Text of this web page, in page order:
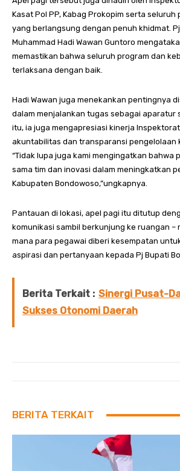
Kasat Pol PP, Kabag Prokopim serta
yang berlangsung dengan penuh khidmat.
Muhammad Hadi Wawan Guntoro
memastikan bahwa seluruh program dan
terlaksana dengan baik.
Hadi Wawan juga menekankan pentingnya
dalam menjalankan tugas sebagai aparatur
itu, ia juga mengapresiasi kinerja
akuntabilitas dan transparansi pengelolaan
“Tidak lupa juga kami mengingatkan bahwa
sama tim dan inovasi dalam meningkatkan
Kabupaten Bondowoso,”ungkapnya.
Pantauan di lokasi, apel pagi itu ditutup
komunikasi sambil berkunjung ke ruangan –
mana para pegawai diberi kesempatan
aspirasi dan pertanyaan kepada Pj Bupati
Berita Terkait : Sinergi Pusat-
Sukses Otonomi Daerah
BERITA TERKAIT